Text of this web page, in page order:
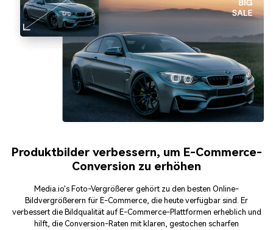
Produktbilder verbessern, um E-Commerce-
Conversion zu erhöhen
Media.io's Foto-Vergrößerer gehört zu den besten Online-
Bildvergrößerern für E-Commerce, die heute verfügbar sind. Er
verbessert die Bildqualität auf E-Commerce-Plattformen erheblich und
hilft, die Conversion-Raten mit klaren, gestochen scharfen